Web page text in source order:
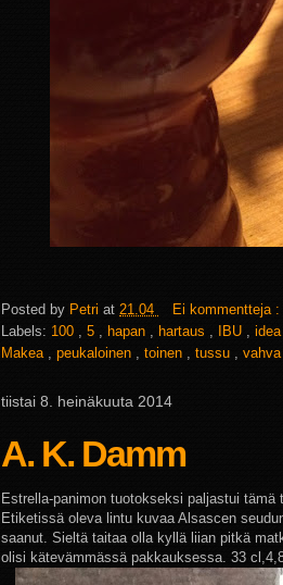
Posted by Petri at 21.04
Ei kommentteja :
Labels: 100 5 hapan hartaus IBU idea
Makea
peukaloinen toinen tussu vahva
tiistai 8. heinäkuuta 2014
A. K. Damm
Estrella-panimon tuotokseksi paljastui
Etiketissä oleva lintu kuvaa Alsascen
saanut. Sieltä taitaa olla kyllä liian pitkä
olisi kätevämmässä pakkauksessa. 33